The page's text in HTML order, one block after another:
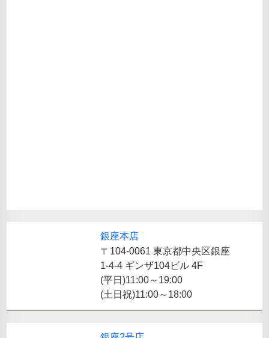
銀座本店
〒104-0061 東京都中央区銀座
1-4-4 ギンザ104ビル 4F
(平日)11:00～19:00
(土日祝)11:00～18:00